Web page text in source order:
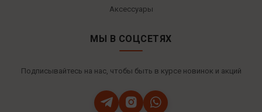
Аксессуары
МЫ В СОЦСЕТЯХ
Подписывайтесь на нас, чтобы быть в курсе новинок и акций